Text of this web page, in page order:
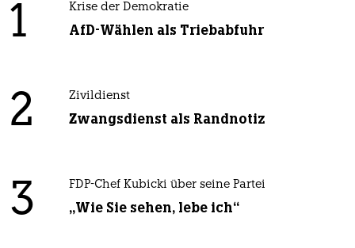
1 Krise der Demokratie
AfD-Wählen als Triebabfuhr
2 Zivildienst
Zwangsdienst als Randnotiz
3 FDP-Chef Kubicki über seine Partei
„Wie Sie sehen, lebe ich“